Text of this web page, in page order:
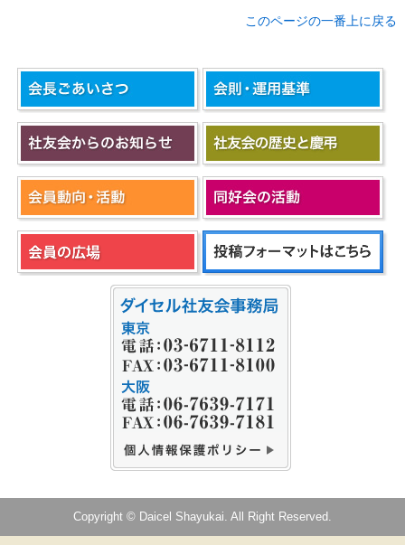
このページの一番上に戻る
Copyright © Daicel Shayukai. All Right Reserved.